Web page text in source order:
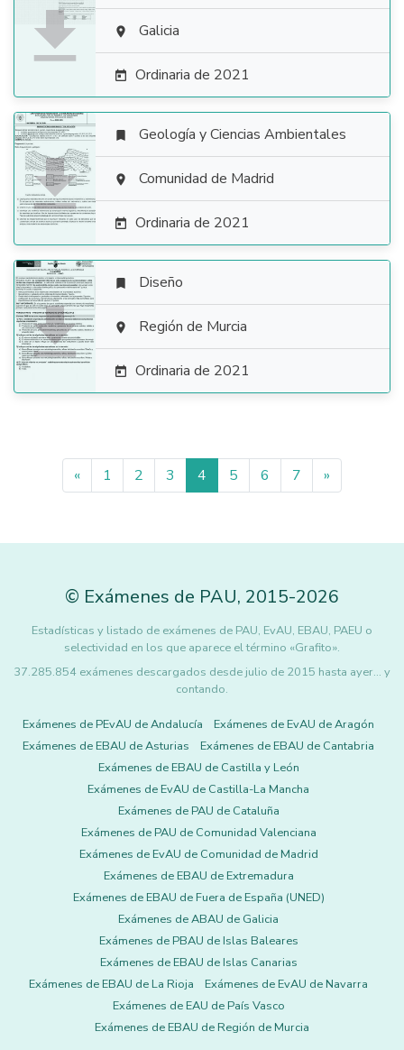
  Galicia
 Ordinaria de 2021

 Geología y Ciencias Ambientales
 Comunidad de Madrid
 Ordinaria de 2021

 Diseño
 Región de Murcia
 Ordinaria de 2021
« 1 2 3 4 5 6 7 »
© Exámenes de PAU, 2015-2026
Estadísticas y listado de exámenes de PAU, EvAU, EBAU, PAEU o
selectividad en los que aparece el término «Grafito».
37.285.854 exámenes descargados desde julio de 2015 hasta ayer... y
contando.
Exámenes de PEvAU de Andalucía
Exámenes de EvAU de Aragón
Exámenes de EBAU de Asturias
Exámenes de EBAU de Cantabria
Exámenes de EBAU de Castilla y León
Exámenes de EvAU de Castilla-La Mancha
Exámenes de PAU de Cataluña
Exámenes de PAU de Comunidad Valenciana
Exámenes de EvAU de Comunidad de Madrid
Exámenes de EBAU de Extremadura
Exámenes de EBAU de Fuera de España (UNED)
Exámenes de ABAU de Galicia
Exámenes de PBAU de Islas Baleares
Exámenes de EBAU de Islas Canarias
Exámenes de EBAU de La Rioja
Exámenes de EvAU de Navarra
Exámenes de EAU de País Vasco
Exámenes de EBAU de Región de Murcia